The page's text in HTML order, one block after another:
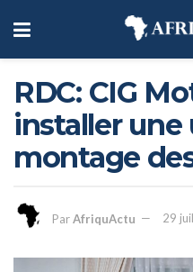
RDC: CIG
installer une
montage
ParAfriquActu 29